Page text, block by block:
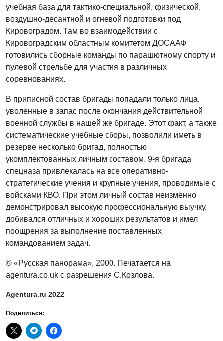
учебная база для тактико-специальной, физической,
воздушно-десантной и огневой подготовки под
Кировоградом. Там во взаимодействии с
Кировоградским областным комитетом ДОСААФ
готовились сборные команды по парашютному спорту и
пулевой стрельбе для участия в различных
соревнованиях.
В приписной состав бригады попадали только лица,
уволенные в запас после окончания действительной
военной службы в нашей же бригаде. Этот факт, а также
систематические учебные сборы, позволили иметь в
резерве несколько бригад, полностью
укомплектованных личным составом. 9-я бригада
спецназа привлекалась на все оперативно-
стратегические учения и крупные учения, проводимые с
войсками КВО. При этом личный состав неизменно
демонстрировал высокую профессиональную выучку,
добивался отличных и хороших результатов и имел
поощрения за выполнение поставленных
командованием задач.
© «Русская панорама», 2000. Печатается на
agentura.co.uk с разрешения С.Козлова.
Agentura.ru 2022
Поделиться: